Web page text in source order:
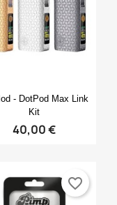
Anteprima
- DotPod Max Link
Kit
40,00 €
favorite_border